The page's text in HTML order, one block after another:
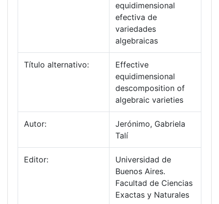
equidimensional
efectiva de
variedades
algebraicas
Título alternativo:
Effective
equidimensional
descomposition of
algebraic varieties
Autor:
Jerónimo, Gabriela
Talí
Editor:
Universidad de
Buenos Aires.
Facultad de Ciencias
Exactas y Naturales